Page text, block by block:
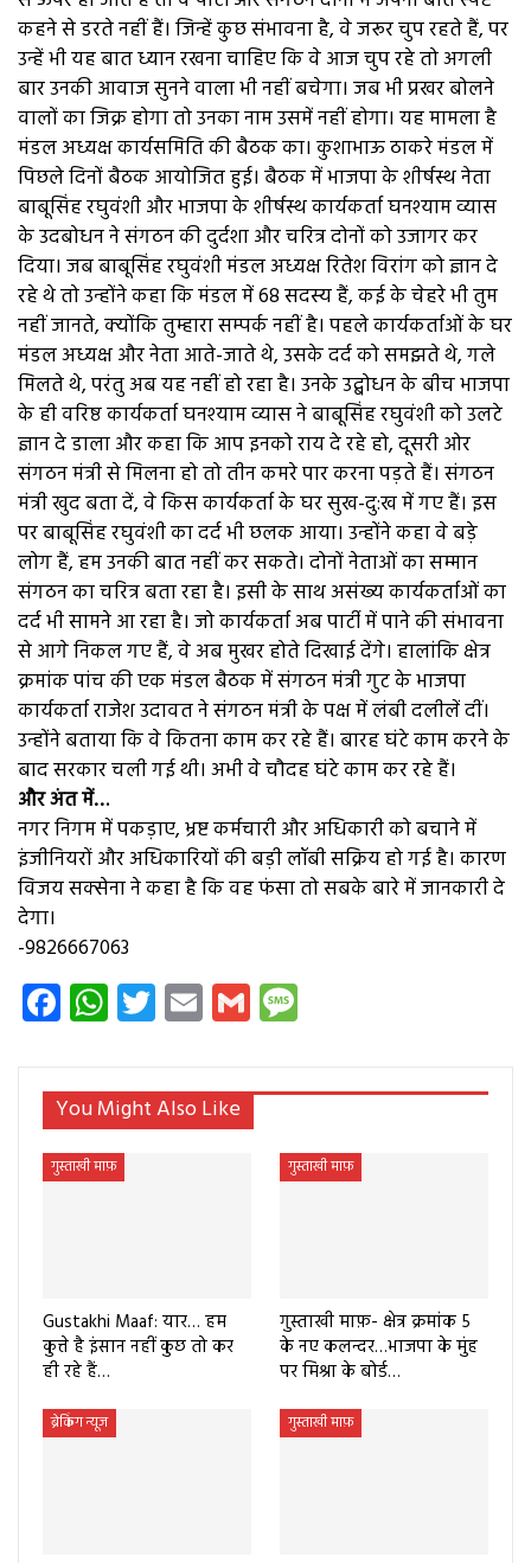
कहने से डरते नहीं हैं। जिन्हें कुछ संभावना है, वे जरूर चुप रहते हैं, पर
उन्हें भी यह बात ध्यान रखना चाहिए कि वे आज चुप रहे तो अगली
बार उनकी आवाज सुनने वाला भी नहीं बचेगा। जब भी प्रखर बोलने
वालों का जिक्र होगा तो उनका नाम उसमें नहीं होगा। यह मामला है
मंडल अध्यक्ष कार्यसमिति की बैठक का। कुशाभाऊ ठाकरे मंडल में
पिछले दिनों बैठक आयोजित हुई। बैठक में भाजपा के शीर्षस्थ नेता
बाबूसिंह रघुवंशी और भाजपा के शीर्षस्थ कार्यकर्ता घनश्याम व्यास
के उदबोधन ने संगठन की दुर्दशा और चरित्र दोनों को उजागर कर
दिया। जब बाबूसिंह रघुवंशी मंडल अध्यक्ष रितेश विरांग को ज्ञान दे
रहे थे तो उन्होंने कहा कि मंडल में 68 सदस्य हैं, कई के चेहरे भी तुम
नहीं जानते, क्योंकि तुम्हारा सम्पर्क नहीं है। पहले कार्यकर्ताओं के घर
मंडल अध्यक्ष और नेता आते-जाते थे, उसके दर्द को समझते थे, गले
मिलते थे, परंतु अब यह नहीं हो रहा है। उनके उद्बोधन के बीच भाजपा
के ही वरिष्ठ कार्यकर्ता घनश्याम व्यास ने बाबूसिंह रघुवंशी को उलटे
ज्ञान दे डाला और कहा कि आप इनको राय दे रहे हो, दूसरी ओर
संगठन मंत्री से मिलना हो तो तीन कमरे पार करना पड़ते हैं। संगठन
मंत्री खुद बता दें, वे किस कार्यकर्ता के घर सुख-दु:ख में गए हैं। इस
पर बाबूसिंह रघुवंशी का दर्द भी छलक आया। उन्होंने कहा वे बड़े
लोग हैं, हम उनकी बात नहीं कर सकते। दोनों नेताओं का सम्मान
संगठन का चरित्र बता रहा है। इसी के साथ असंख्य कार्यकर्ताओं का
दर्द भी सामने आ रहा है। जो कार्यकर्ता अब पार्टी में पाने की संभावना
से आगे निकल गए हैं, वे अब मुखर होते दिखाई देंगे। हालांकि क्षेत्र
क्रमांक पांच की एक मंडल बैठक में संगठन मंत्री गुट के भाजपा
कार्यकर्ता राजेश उदावत ने संगठन मंत्री के पक्ष में लंबी दलीलें दीं।
उन्होंने बताया कि वे कितना काम कर रहे हैं। बारह घंटे काम करने के
बाद सरकार चली गई थी। अभी वे चौदह घंटे काम कर रहे हैं।
और अंत में…
नगर निगम में पकड़ाए, भ्रष्ट कर्मचारी और अधिकारी को बचाने में
इंजीनियरों और अधिकारियों की बड़ी लॉबी सक्रिय हो गई है। कारण
विजय सक्सेना ने कहा है कि वह फंसा तो सबके बारे में जानकारी दे
देगा।
-9826667063
Facebook
WhatsApp
Twitter
EmailGmail
You Might Also Like
गुस्ताखी माफ़
Gustakhi Maaf: यार… हम
कुत्ते है इंसान नहीं कुछ तो कर
ही रहे हैं…
गुस्ताखी माफ़
गुस्ताखी माफ़- क्षेत्र क्रमांक 5
के नए कलन्दर…भाजपा के मुंह
पर मिश्रा के बोर्ड…
ब्रेकिंग न्यूज गुस्ताखी माफ़